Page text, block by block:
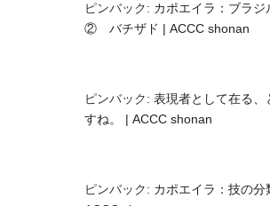
ピンバック: カポエイラ：ブラジ
② バチザド | ACCC shonan
ピンバック: 表現者として在る、
すね。 | ACCC shonan
ピンバック: カポエイラ：技の分